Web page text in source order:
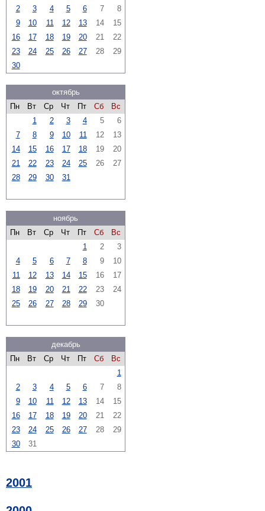
2
3 4 5 6 7
8
9
10 11 12 13 14
15
16
17 18 19 20 21
22
23
24 25 26 27 28
29
30
октябрь
Пн
Вт Ср Чт Пт Сб
Вс
1
2 3 4 5
6
7
8 9 10 11 12
13
14
15 16 17 18 19
20
21
22 23 24 25 26
27
28
29 30 31
ноябрь
Пн
Вт Ср Чт Пт Сб
Вс
1
2
3
4
5 6 7 8 9
10
11
12 13 14 15 16
17
18
19 20 21 22 23
24
25
26 27 28 29 30
декабрь
Пн
Вт Ср Чт Пт Сб
Вс
1
2
3 4 5 6 7
8
9
10 11 12 13 14
15
16
17 18 19 20 21
22
23
24 25 26 27 28
29
30
31
2001